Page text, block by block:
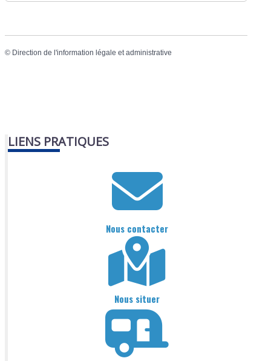
© Direction de l'information légale et administrative
LIENS PRATIQUES
Nous contacter
Nous situer